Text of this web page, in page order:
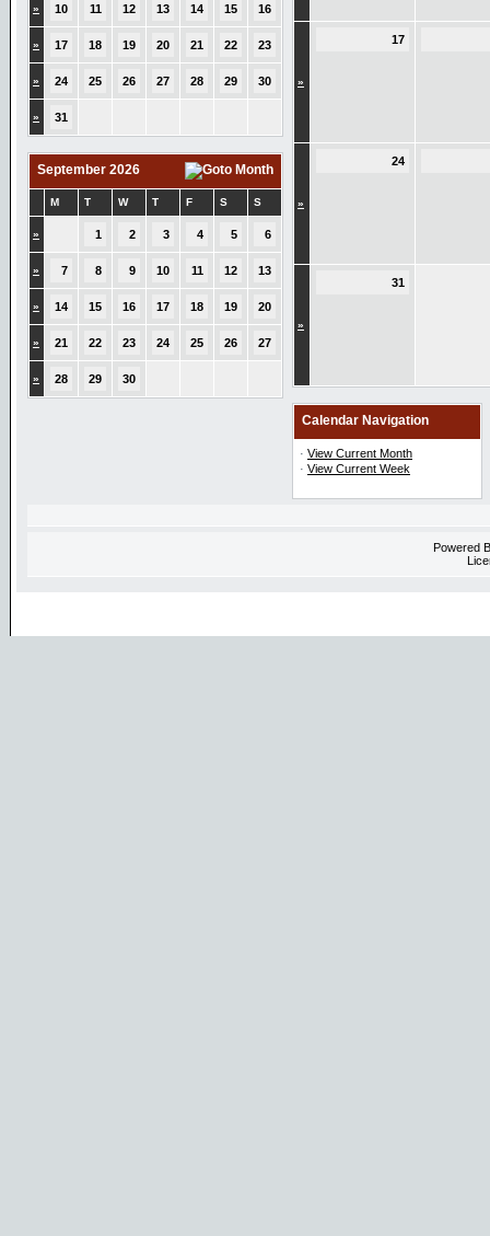
» 10 11 12 13 14 15 16
» 17 18 19 20 21 22 23
» 24 25 26 27 28 29 30
» 31
September 2026
M T W T F S S
» 1 2 3 4 5 6
» 7 8 9 10 11 12 13
» 14 15 16 17 18 19 20
» 21 22 23 24 25 26 27
» 28 29 30
»
17
»
24
»
31
Calendar Navigation
· View Current Month
· View Current Week
Powered